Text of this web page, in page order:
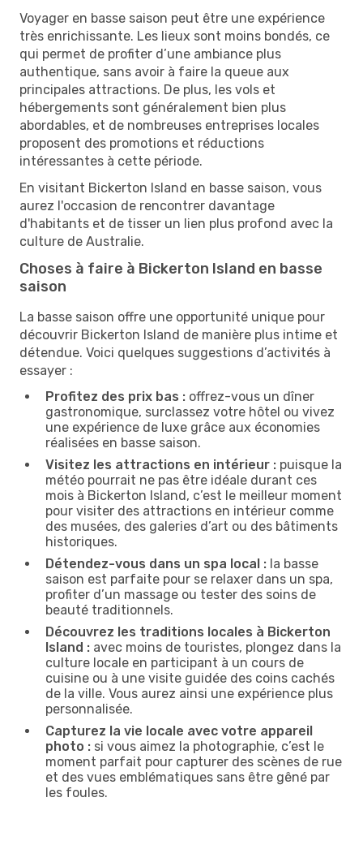
Voyager en basse saison peut être une expérience
très enrichissante. Les lieux sont moins bondés, ce
qui permet de profiter d’une ambiance plus
authentique, sans avoir à faire la queue aux
principales attractions. De plus, les vols et
hébergements sont généralement bien plus
abordables, et de nombreuses entreprises locales
proposent des promotions et réductions
intéressantes à cette période.
En visitant Bickerton Island en basse saison, vous
aurez l'occasion de rencontrer davantage
d'habitants et de tisser un lien plus profond avec la
culture de Australie.
Choses à faire à Bickerton Island en basse
saison
La basse saison offre une opportunité unique pour
découvrir Bickerton Island de manière plus intime et
détendue. Voici quelques suggestions d’activités à
essayer :
Profitez des prix bas : offrez-vous un dîner
gastronomique, surclassez votre hôtel ou vivez
une expérience de luxe grâce aux économies
réalisées en basse saison.
Visitez les attractions en intérieur : puisque la
météo pourrait ne pas être idéale durant ces
mois à Bickerton Island, c’est le meilleur moment
pour visiter des attractions en intérieur comme
des musées, des galeries d’art ou des bâtiments
historiques.
Détendez-vous dans un spa local : la basse
saison est parfaite pour se relaxer dans un spa,
profiter d’un massage ou tester des soins de
beauté traditionnels.
Découvrez les traditions locales à Bickerton
Island : avec moins de touristes, plongez dans la
culture locale en participant à un cours de
cuisine ou à une visite guidée des coins cachés
de la ville. Vous aurez ainsi une expérience plus
personnalisée.
Capturez la vie locale avec votre appareil
photo : si vous aimez la photographie, c’est le
moment parfait pour capturer des scènes de rue
et des vues emblématiques sans être gêné par
les foules.